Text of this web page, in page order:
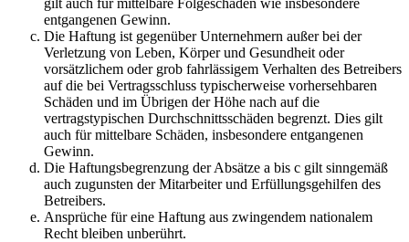
entgangenen Gewinn.
Die Haftung ist gegenüber Unternehmern außer bei der
Verletzung von Leben, Körper und Gesundheit oder
vorsätzlichem oder grob fahrlässigem Verhalten des Betreibers
auf die bei Vertragsschluss typischerweise vorhersehbaren
Schäden und im Übrigen der Höhe nach auf die
vertragstypischen Durchschnittsschäden begrenzt. Dies gilt
auch für mittelbare Schäden, insbesondere entgangenen
Gewinn.
Die Haftungsbegrenzung der Absätze a bis c gilt sinngemäß
auch zugunsten der Mitarbeiter und Erfüllungsgehilfen des
Betreibers.
Ansprüche für eine Haftung aus zwingendem nationalem
Recht bleiben unberührt.